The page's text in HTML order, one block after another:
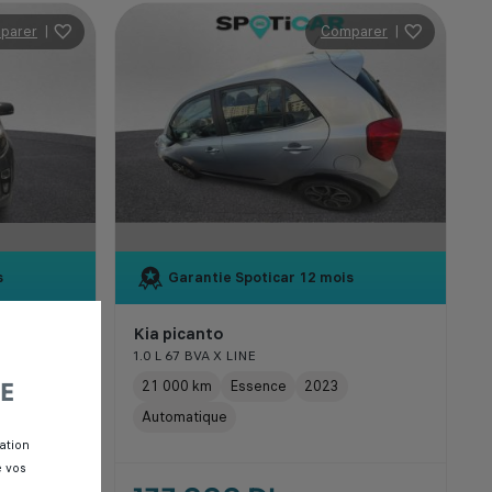
| Comparer |
Garantie Spoticar 12 mois
Kia picanto
1.0 L 67 BVA X LINE
21 000 km Essence
2023
Automatique
vos